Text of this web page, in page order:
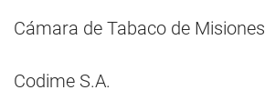
Cámara de Tabaco de Misiones
Codime S.A.